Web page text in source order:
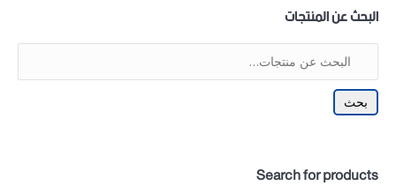
البحث عن المنتجات
بحث
Search for products